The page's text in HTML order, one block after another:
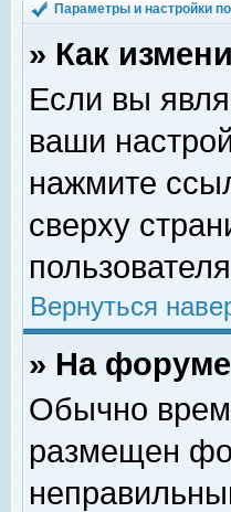
Параметры и настройки
» Как
Если вы
ваши
нажмите
сверху
Вернуться
» На
Обычно
размещен